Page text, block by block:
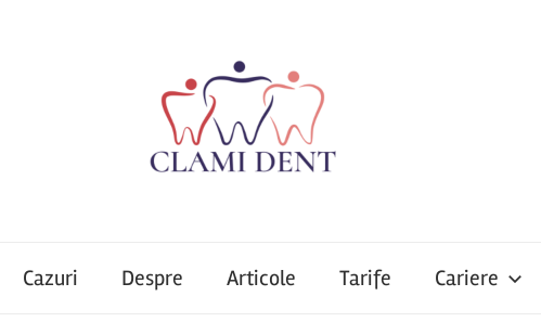
Cazuri Despre Articole Tarife Cariere